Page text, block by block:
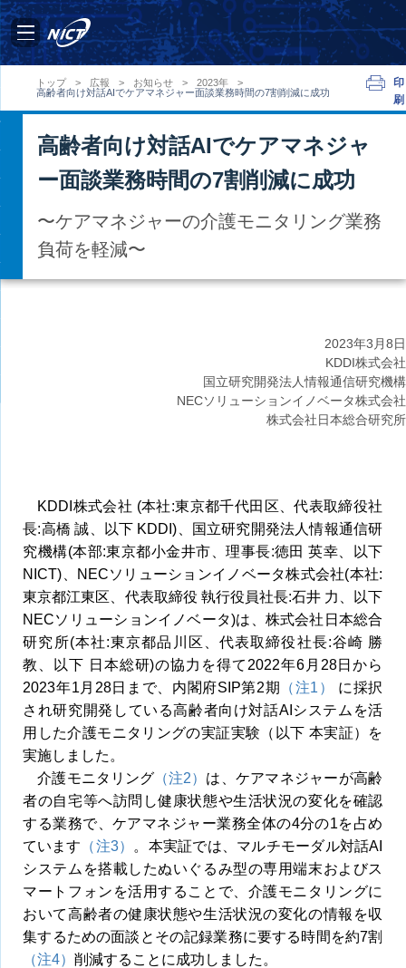
トップ > 広報 > お知らせ > 2023年
>
高齢者向け対話AIでケアマネジャー面談業務時間の7割削減に成功
印
刷
高齢者向け対話AIでケアマネジャ
ー面談業務時間の7割削減に成功
〜ケアマネジャーの介護モニタリング業務
負荷を軽減〜
2023年3月8日
KDDI株式会社
国立研究開発法人情報通信研究機構
NECソリューションイノベータ株式会社
株式会社日本総合研究所
KDDI株式会社 (本社:東京都千代田区、代表取締役社
長:高橋 誠、以下 KDDI)、国立研究開発法人情報通信研
究機構(本部:東京都小金井市、理事長:徳田 英幸、以下
NICT)、NECソリューションイノベータ株式会社(本社:
東京都江東区、代表取締役 執行役員社長:石井 力、以下
NECソリューションイノベータ)は、株式会社日本総合
研究所(本社:東京都品川区、代表取締役社長:谷崎 勝
教、以下 日本総研)の協力を得て2022年6月28日から
2023年1月28日まで、内閣府SIP第2期
（注1）
に採択
され研究開発している高齢者向け対話AIシステムを活
用した介護モニタリングの実証実験（以下 本実証）を
実施しました。
介護モニタリング （注2） は、ケアマネジャーが高齢
者の自宅等へ訪問し健康状態や生活状況の変化を確認
する業務で、ケアマネジャー業務全体の4分の1を占め
ています （注3）
。本実証では、マルチモーダル対話AI
システムを搭載したぬいぐるみ型の専用端末およびス
マートフォンを活用することで、介護モニタリングに
おいて高齢者の健康状態や生活状況の変化の情報を収
集するための面談とその記録業務に要する時間を約7割
（注4）削減することに成功しました。